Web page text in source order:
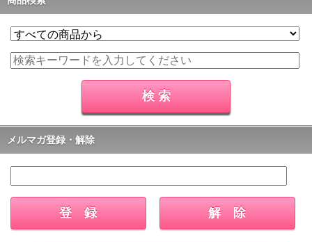
メルマガ登録・解除